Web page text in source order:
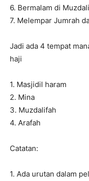
6. Bermalam di
7. Melempar Jumrah
Jadi ada 4 tempat
haji
1. Masjidil haram
2. Mina
3. Muzdalifah
4. Arafah
Catatan:
1. Ada urutan dalam